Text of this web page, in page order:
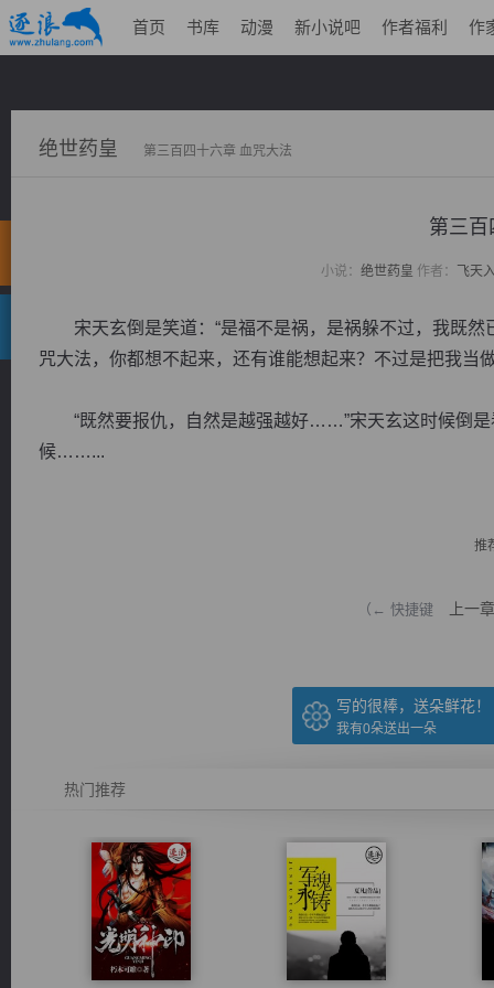
首页 书库 动漫 新小说吧 作者福利 作
绝世药皇 第三百四十六章 血咒大法
第三百
小说： 绝世药皇 作者： 飞天
宋天玄倒是笑道：“是福不是祸，是祸躲不过，我既然
咒大法，你都想不起来，还有谁能想起来？不过是把我当
“既然要报仇，自然是越强越好……”宋天玄这时候倒是
候……...
推
（← 快捷键 上一章
写的很棒，送朵鲜花！
我有0朵送出一朵
热门推荐